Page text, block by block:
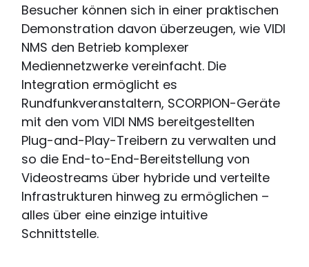
Besucher können sich in einer praktischen
Demonstration davon überzeugen, wie VIDI
NMS den Betrieb komplexer
Mediennetzwerke vereinfacht. Die
Integration ermöglicht es
Rundfunkveranstaltern, SCORPION-Geräte
mit den vom VIDI NMS bereitgestellten
Plug-and-Play-Treibern zu verwalten und
so die End-to-End-Bereitstellung von
Videostreams über hybride und verteilte
Infrastrukturen hinweg zu ermöglichen –
alles über eine einzige intuitive
Schnittstelle.